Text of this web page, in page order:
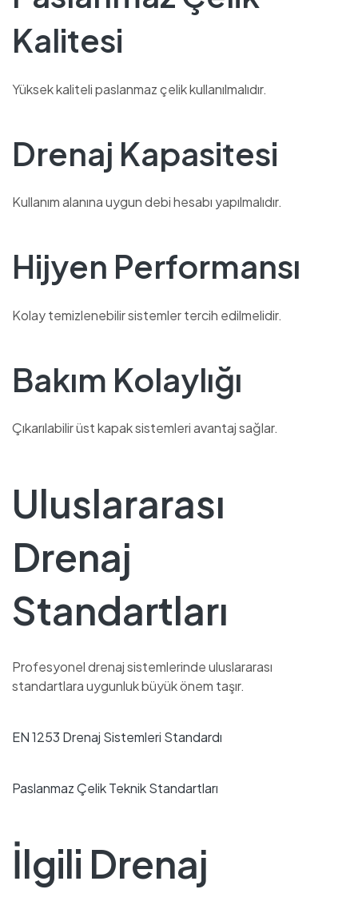
Kalitesi
Yüksek kaliteli paslanmaz çelik kullanılmalıdır.
Drenaj Kapasitesi
Kullanım alanına uygun debi hesabı yapılmalıdır.
Hijyen Performansı
Kolay temizlenebilir sistemler tercih edilmelidir.
Bakım Kolaylığı
Çıkarılabilir üst kapak sistemleri avantaj sağlar.
Uluslararası
Drenaj
Standartları
Profesyonel drenaj sistemlerinde uluslararası
standartlara uygunluk büyük önem taşır.
EN 1253 Drenaj Sistemleri Standardı
Paslanmaz Çelik Teknik Standartları
İlgili Drenaj